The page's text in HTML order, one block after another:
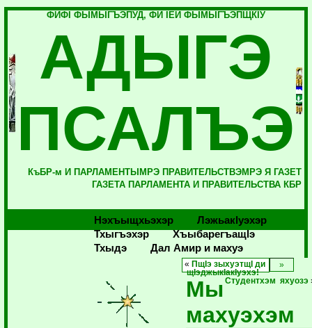
ФИФI ФЫМЫГЪЭПУД, ФИ IЕЙ ФЫМЫГЪЭПЩКIУ
АДЫГЭ
ПСАЛЪЭ
КъБР-м И ПАРЛАМЕНТЫМРЭ ПРАВИТЕЛЬСТВЭМРЭ Я ГАЗЕТ
ГАЗЕТА ПАРЛАМЕНТА И ПРАВИТЕЛЬСТВА КБР
Нэхъыщхьэхэр
Лэжьакlуэхэр
Тхыгъэхэр
Хъыбарегъащlэ
Тхыдэ
Дал Амир и махуэ
« ПщIэ зыхуэтщI ди
щIэджыкIакIуэхэ!
Студентхэм яхуозэ
Мы
махуэхэм